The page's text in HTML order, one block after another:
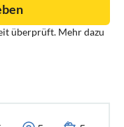
überprüft. Mehr dazu